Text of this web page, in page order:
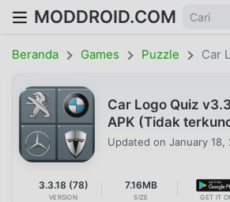
MODDROID.COM
Beranda Games Puzzle Car
Car Logo Quiz
APK (Tidak
Updated on January 18,
3.3.18 (78)
VERSION
7.16MB
SIZE GET IT